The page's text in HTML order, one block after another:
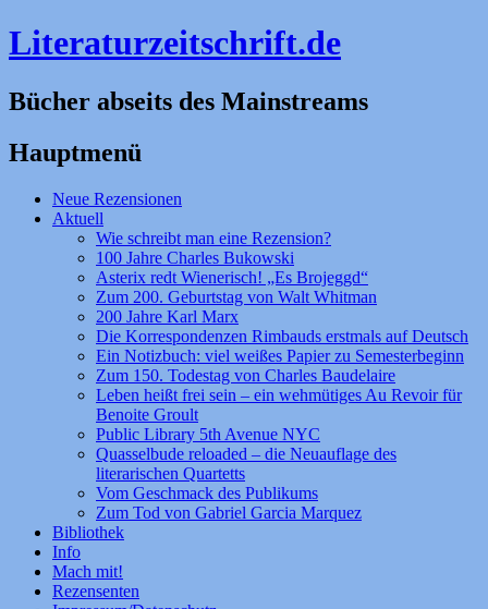
Literaturzeitschrift.de
Bücher abseits des Mainstreams
Hauptmenü
Zum
Inhalt
Neue Rezensionen
Aktuell
Wie schreibt man eine Rezension?
100 Jahre Charles Bukowski
Asterix redt Wienerisch! „Es Brojeggd“
Zum 200. Geburtstag von Walt Whitman
200 Jahre Karl Marx
Die Korrespondenzen Rimbauds erstmals auf Deutsch
Ein Notizbuch: viel weißes Papier zu Semesterbeginn
Zum 150. Todestag von Charles Baudelaire
Leben heißt frei sein – ein wehmütiges Au Revoir für
Benoite Groult
Public Library 5th Avenue NYC
Quasselbude reloaded – die Neuauflage des
literarischen Quartetts
Vom Geschmack des Publikums
Zum Tod von Gabriel Garcia Marquez
Bibliothek
Info
Mach mit!
Rezensenten